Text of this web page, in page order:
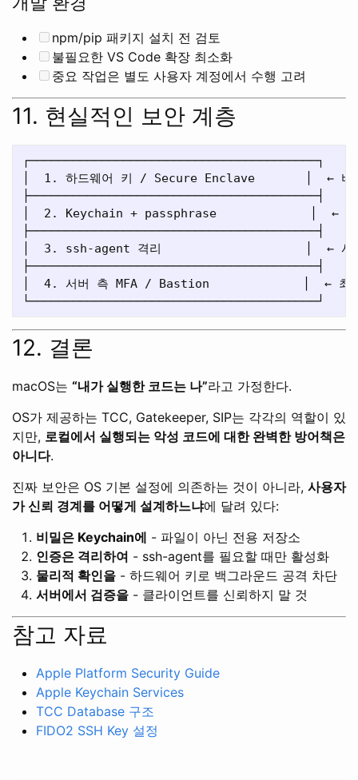
npm/pip 패키지 설치 전 검토
불필요한 VS Code 확장 최소화
중요 작업은 별도 사용자 계정에서 수행 고려
11. 현실적인 보안 계층
┌────────────────────────────────────────┐
│  1. 하드웨어 키 / Secure Enclave       │  ← 비
├────────────────────────────────────────┤
│  2. Keychain + passphrase             │  ← 유
├────────────────────────────────────────┤
│  3. ssh-agent 격리                    │  ← 사용
├────────────────────────────────────────┤
│  4. 서버 측 MFA / Bastion             │  ← 최종
12. 결론
macOS는 “내가 실행한 코드는 나”라고 가정한다.
OS가 제공하는 TCC, Gatekeeper, SIP는 각각의 역할이 있
지만, 로컬에서 실행되는 악성 코드에 대한 완벽한 방어책은
아니다.
진짜 보안은 OS 기본 설정에 의존하는 것이 아니라, 사용자
가 신뢰 경계를 어떻게 설계하느냐에 달려 있다:
비밀은 Keychain에 - 파일이 아닌 전용 저장소
인증은 격리하여 - ssh-agent를 필요할 때만 활성화
물리적 확인을 - 하드웨어 키로 백그라운드 공격 차단
서버에서 검증을 - 클라이언트를 신뢰하지 말 것
참고 자료
Apple Platform Security Guide
Apple Keychain Services
TCC Database 구조
FIDO2 SSH Key 설정